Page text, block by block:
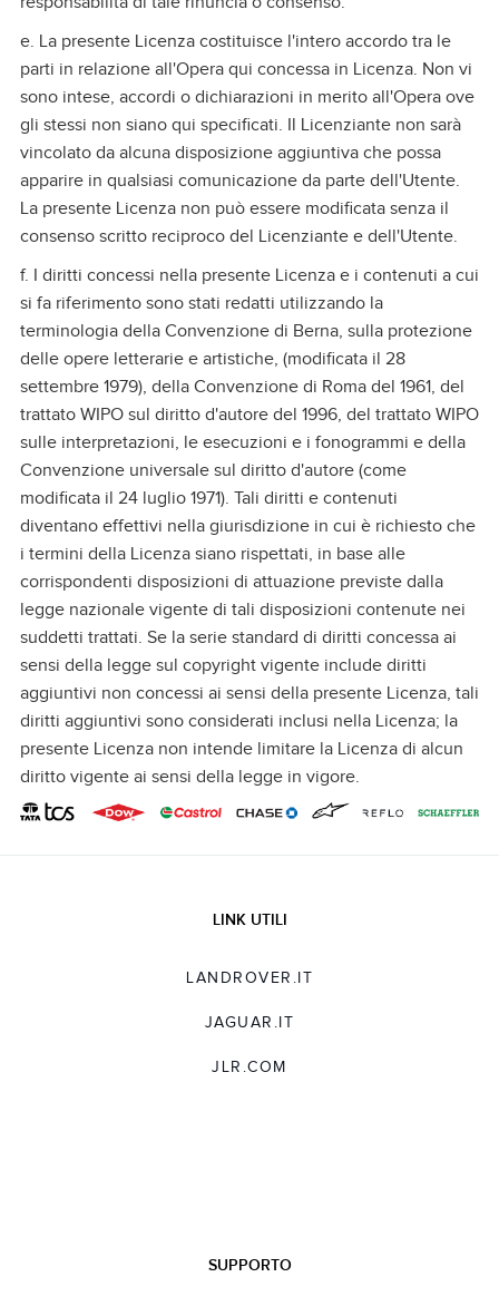
e. La presente Licenza costituisce l'intero accordo tra le
parti in relazione all'Opera qui concessa in Licenza. Non vi
sono intese, accordi o dichiarazioni in merito all'Opera ove
gli stessi non siano qui specificati. Il Licenziante non sarà
vincolato da alcuna disposizione aggiuntiva che possa
apparire in qualsiasi comunicazione da parte dell'Utente.
La presente Licenza non può essere modificata senza il
consenso scritto reciproco del Licenziante e dell'Utente.
f. I diritti concessi nella presente Licenza e i contenuti a cui
si fa riferimento sono stati redatti utilizzando la
terminologia della Convenzione di Berna, sulla protezione
delle opere letterarie e artistiche, (modificata il 28
settembre 1979), della Convenzione di Roma del 1961, del
trattato WIPO sul diritto d'autore del 1996, del trattato WIPO
sulle interpretazioni, le esecuzioni e i fonogrammi e della
Convenzione universale sul diritto d'autore (come
modificata il 24 luglio 1971). Tali diritti e contenuti
diventano effettivi nella giurisdizione in cui è richiesto che
i termini della Licenza siano rispettati, in base alle
corrispondenti disposizioni di attuazione previste dalla
legge nazionale vigente di tali disposizioni contenute nei
suddetti trattati. Se la serie standard di diritti concessa ai
sensi della legge sul copyright vigente include diritti
aggiuntivi non concessi ai sensi della presente Licenza, tali
diritti aggiuntivi sono considerati inclusi nella Licenza; la
presente Licenza non intende limitare la Licenza di alcun
diritto vigente ai sensi della legge in vigore.
LINK UTILI
LANDROVER.IT
JAGUAR.IT
JLR.COM
SUPPORTO